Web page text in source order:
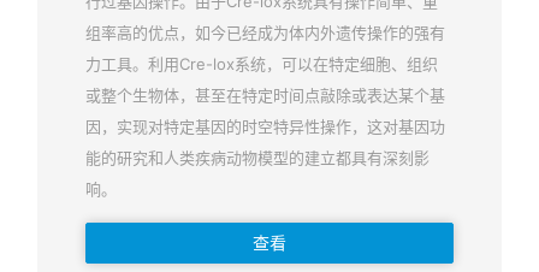
组率高的优点，如今已经成为体内外遗传操作的强有
力工具。利用Cre-lox系统，可以在特定细胞、组织
或整个生物体，甚至在特定时间点敲除或表达某个基
因，实现对特定基因的时空特异性操作，这对基因功
能的研究和人类疾病动物模型的建立都具有深刻影
响。
查看